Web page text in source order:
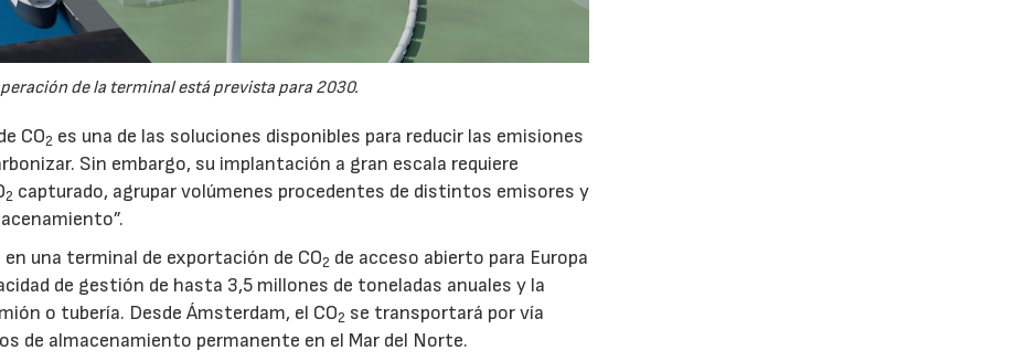
de la terminal está prevista para 2030.
CO2 es una de las soluciones disponibles para reducir las emisiones
Sin embargo, su implantación a gran escala requiere
2 capturado, agrupar volúmenes procedentes de distintos emisores y
una terminal de exportación de CO2 de acceso abierto para Europa
de gestión de hasta 3,5 millones de toneladas anuales y la
o tubería. Desde Ámsterdam, el CO2 se transportará por vía
de almacenamiento permanente en el Mar del Norte.